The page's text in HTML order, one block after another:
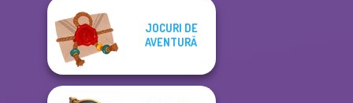
JOCURI DE
AVENTURĂ